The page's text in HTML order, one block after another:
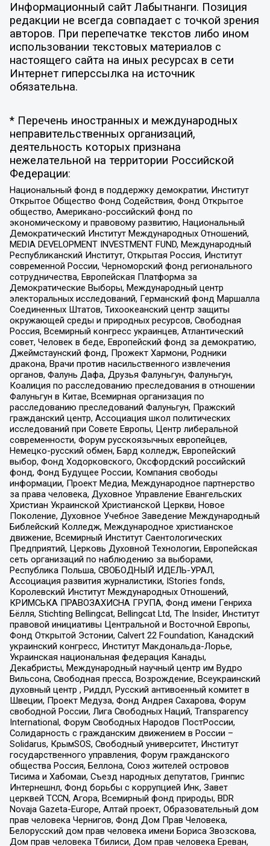
Информационный сайт Лабытнанги. Позиция
редакции не всегда совпадает с точкой зрения
авторов. При перепечатке текстов либо ином
использовании текстовых материалов с
настоящего сайта на иных ресурсах в сети
Интернет гиперссылка на источник
обязательна.
* Перечень иностранных и международных
неправительственных организаций,
деятельность которых признана
нежелательной на территории Российской
Федерации:
Национальный фонд в поддержку демократии, Институт
Открытое Общество Фонд Содействия, Фонд Открытое
общество, Американо-российский фонд по
экономическому и правовому развитию, Национальный
Демократический Институт Международных Отношений,
MEDIA DEVELOPMENT INVESTMENT FUND, Международный
Республиканский Институт, Открытая Россия, Институт
современной России, Черноморский фонд регионального
сотрудничества, Европейская Платформа за
Демократические Выборы, Международный центр
электоральных исследований, Германский фонд Маршалла
Соединенных Штатов, Тихоокеанский центр защиты
окружающей среды и природных ресурсов, Свободная
Россия, Всемирный конгресс украинцев, Атлантический
совет, Человек в беде, Европейский фонд за демократию,
Джеймстаунский фонд, Прожект Хармони, Родники
дракона, Врачи против насильственного извлечения
органов, Фалунь Дафа, Друзья Фалуньгун, Фалуньгун,
Коалиция по расследованию преследования в отношении
Фалуньгун в Китае, Всемирная организация по
расследованию преследований Фалуньгун, Пражский
гражданский центр, Ассоциация школ политических
исследований при Совете Европы, Центр либеральной
современности, Форум русскоязычных европейцев,
Немецко-русский обмен, Бард колледж, Европейский
выбор, Фонд Ходорковского, Оксфордский российский
фонд, Фонд Будущее России, Компания свободы
информации, Проект Медиа, Международное партнерство
за права человека, Духовное Управление Евангельских
Христиан Украинской Христианской Церкви, Новое
Поколение, Духовное Учебное Заведение Международный
Библейский Колледж, Международное христианское
движение, Всемирный Институт Саентологических
Предприятий, Церковь Духовной Технологии, Европейская
сеть организаций по наблюдению за выборами,
Республика Польша, СВОБОДНЫЙ ИДЕЛЬ-УРАЛ,
Ассоциация развития журналистики, IStories fonds,
Королевский Институт Международных Отношений,
КРИМСЬКА ПРАВОЗАХИСНА ГРУПА, Фонд имени Генриха
Бёлля, Stichting Bellingcat, Bellingcat Ltd, The Insider, Институт
правовой инициативы Центральной и Восточной Европы,
Фонд Открытой Эстонии, Calvert 22 Foundation, Канадский
украинский конгресс, Институт Макдональда-Лорье,
Украинская национальная федерация Канады,
Декабристы, Международный научный центр им Вудро
Вильсона, Свободная пресса, Возрождение, Всеукраинский
духовный центр , Риддл, Русский антивоенный комитет в
Швеции, Проект Медуза, Фонд Андрея Сахарова, Форум
свободной России, Лига Свободных Наций, Transparеncy
International, Форум Свободных Народов ПостРоссии,
Солидарность с гражданским движением в России –
Solidarus, КрымSOS, Свободный университет, Институт
государственного управления, Форум гражданского
общества Россия, Беллона, Союз жителей островов
Тисима и Хабомаи, Съезд народных депутатов, Гринпис
Интернешнл, Фонд борьбы с коррупцией Инк, Завет
церквей TCCN, Агора, Всемирный фонд природы, BDR
Novaja Gazeta-Europe, Алтай проект, Образовательный дом
прав человека Чернигов, Фонд Дом Прав Человека,
Белорусский дом прав человека имени Бориса Звозскова,
Дом прав человека Тбилиси, Дом прав человека Ереван,